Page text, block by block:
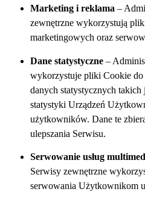
Marketing i reklama –
zewnętrzne wykorzystują
marketingowych oraz
Dane statystyczne –
wykorzystuje pliki Cookie do
danych statystycznych
statystyki Urządzeń
użytkowników. Dane te
ulepszania Serwisu.
Serwowanie usług
Serwisy zewnętrzne
serwowania Użytkownikom